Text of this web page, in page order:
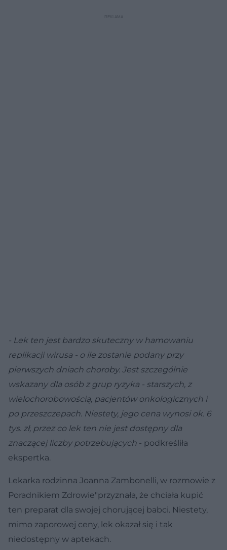
- Lek ten jest bardzo skuteczny w hamowaniu
replikacji wirusa - o ile zostanie podany przy
pierwszych dniach choroby. Jest szczególnie
wskazany dla osób z grup ryzyka - starszych, z
wielochorobowością, pacjentów onkologicznych i
po przeszczepach. Niestety, jego cena wynosi ok. 6
tys. zł, przez co lek ten nie jest dostępny dla
znaczącej liczby potrzebujących - podkreśliła
ekspertka.
Lekarka rodzinna Joanna Zambonelli, w rozmowie z
Poradnikiem Zdrowie"przyznała, że chciała kupić
ten preparat dla swojej chorującej babci. Niestety,
mimo zaporowej ceny, lek okazał się i tak
niedostępny w aptekach.